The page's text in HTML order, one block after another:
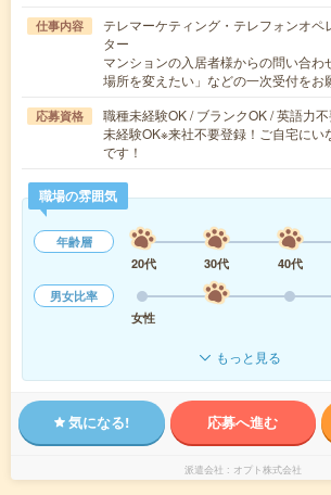
仕事内容
テレマーケティング・テレフォンオペ
ター
マンションの入居者様からの問い合わ
場所を変えたい」などの一次受付を
応募資格
職種未経験OK / ブランクOK / 英語力
未経験OK※来社不要登録！ご自宅にい
です！
職場の雰囲気
年齢層
20代
30代 40代
男女比率
女性
もっと見る
気になる! 応募へ進む
派遣会社 オプト株式会社